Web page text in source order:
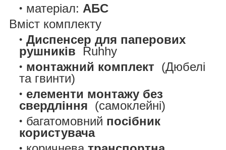
матеріал: АБС
Вміст комплекту
Диспенсер для паперових
рушників
Ruhhy
монтажний комплект (Дюбелі
та гвинти)
елементи монтажу без
свердління (самоклейні)
багатомовний посібник
користувача